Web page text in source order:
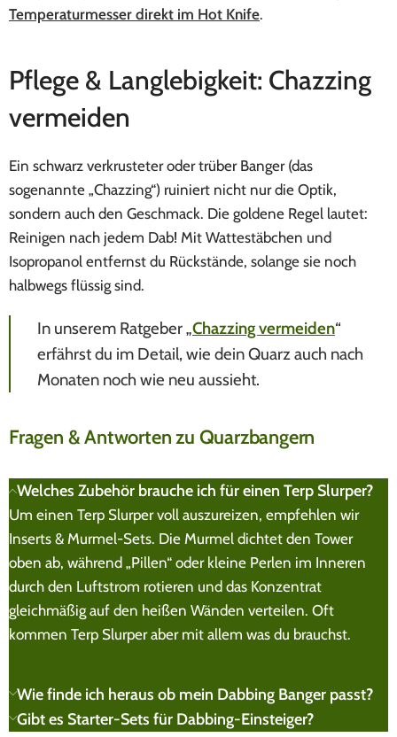
Temperaturmesser direkt im Hot Knife.
Pflege & Langlebigkeit: Chazzing
vermeiden
Ein schwarz verkrusteter oder trüber Banger (das
sogenannte „Chazzing“) ruiniert nicht nur die Optik,
sondern auch den Geschmack. Die goldene Regel lautet:
Reinigen nach jedem Dab! Mit Wattestäbchen und
Isopropanol entfernst du Rückstände, solange sie noch
halbwegs flüssig sind.
In unserem Ratgeber „Chazzing vermeiden“
erfährst du im Detail, wie dein Quarz auch nach
Monaten noch wie neu aussieht.
Fragen & Antworten zu Quarzbangern
Welches Zubehör brauche ich für einen Terp Slurper?
Um einen Terp Slurper voll auszureizen, empfehlen wir
Inserts & Murmel-Sets. Die Murmel dichtet den Tower
oben ab, während „Pillen“ oder kleine Perlen im Inneren
durch den Luftstrom rotieren und das Konzentrat
gleichmäßig auf den heißen Wänden verteilen. Oft
kommen Terp Slurper aber mit allem was du brauchst.
Wie finde ich heraus ob mein Dabbing Banger passt?
Gibt es Starter-Sets für Dabbing-Einsteiger?